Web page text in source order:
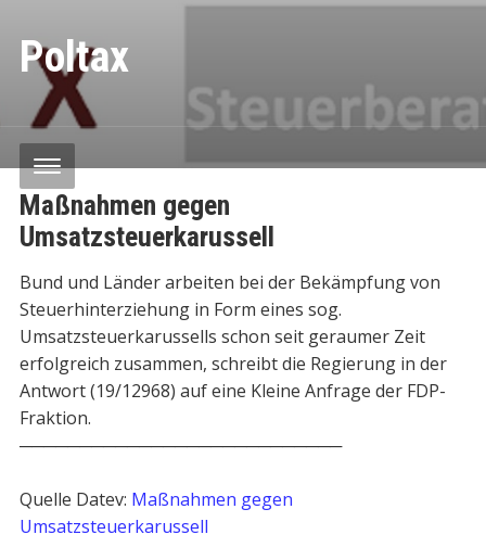
Poltax
Maßnahmen gegen
Umsatzsteuerkarussell
Bund und Länder arbeiten bei der Bekämpfung von
Steuerhinterziehung in Form eines sog.
Umsatzsteuerkarussells schon seit geraumer Zeit
erfolgreich zusammen, schreibt die Regierung in der
Antwort (19/12968) auf eine Kleine Anfrage der FDP-
Fraktion.
───────────────────────────
Quelle Datev: Maßnahmen gegen
Umsatzsteuerkarussell